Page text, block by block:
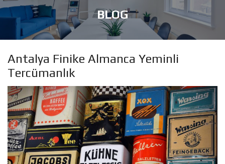
BLOG
Antalya Finike Almanca Yeminli
Tercümanlık